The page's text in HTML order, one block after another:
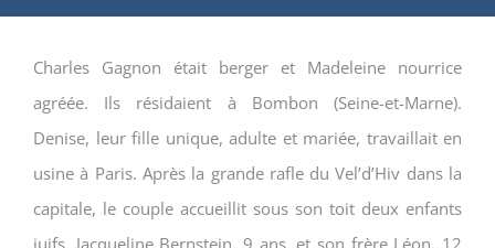
Charles Gagnon était berger et Madeleine nourrice
agréée. Ils résidaient à Bombon (Seine-et-Marne).
Denise, leur fille unique, adulte et mariée, travaillait en
usine à Paris. Après la grande rafle du Vel’d’Hiv dans la
capitale, le couple accueillit sous son toit deux enfants